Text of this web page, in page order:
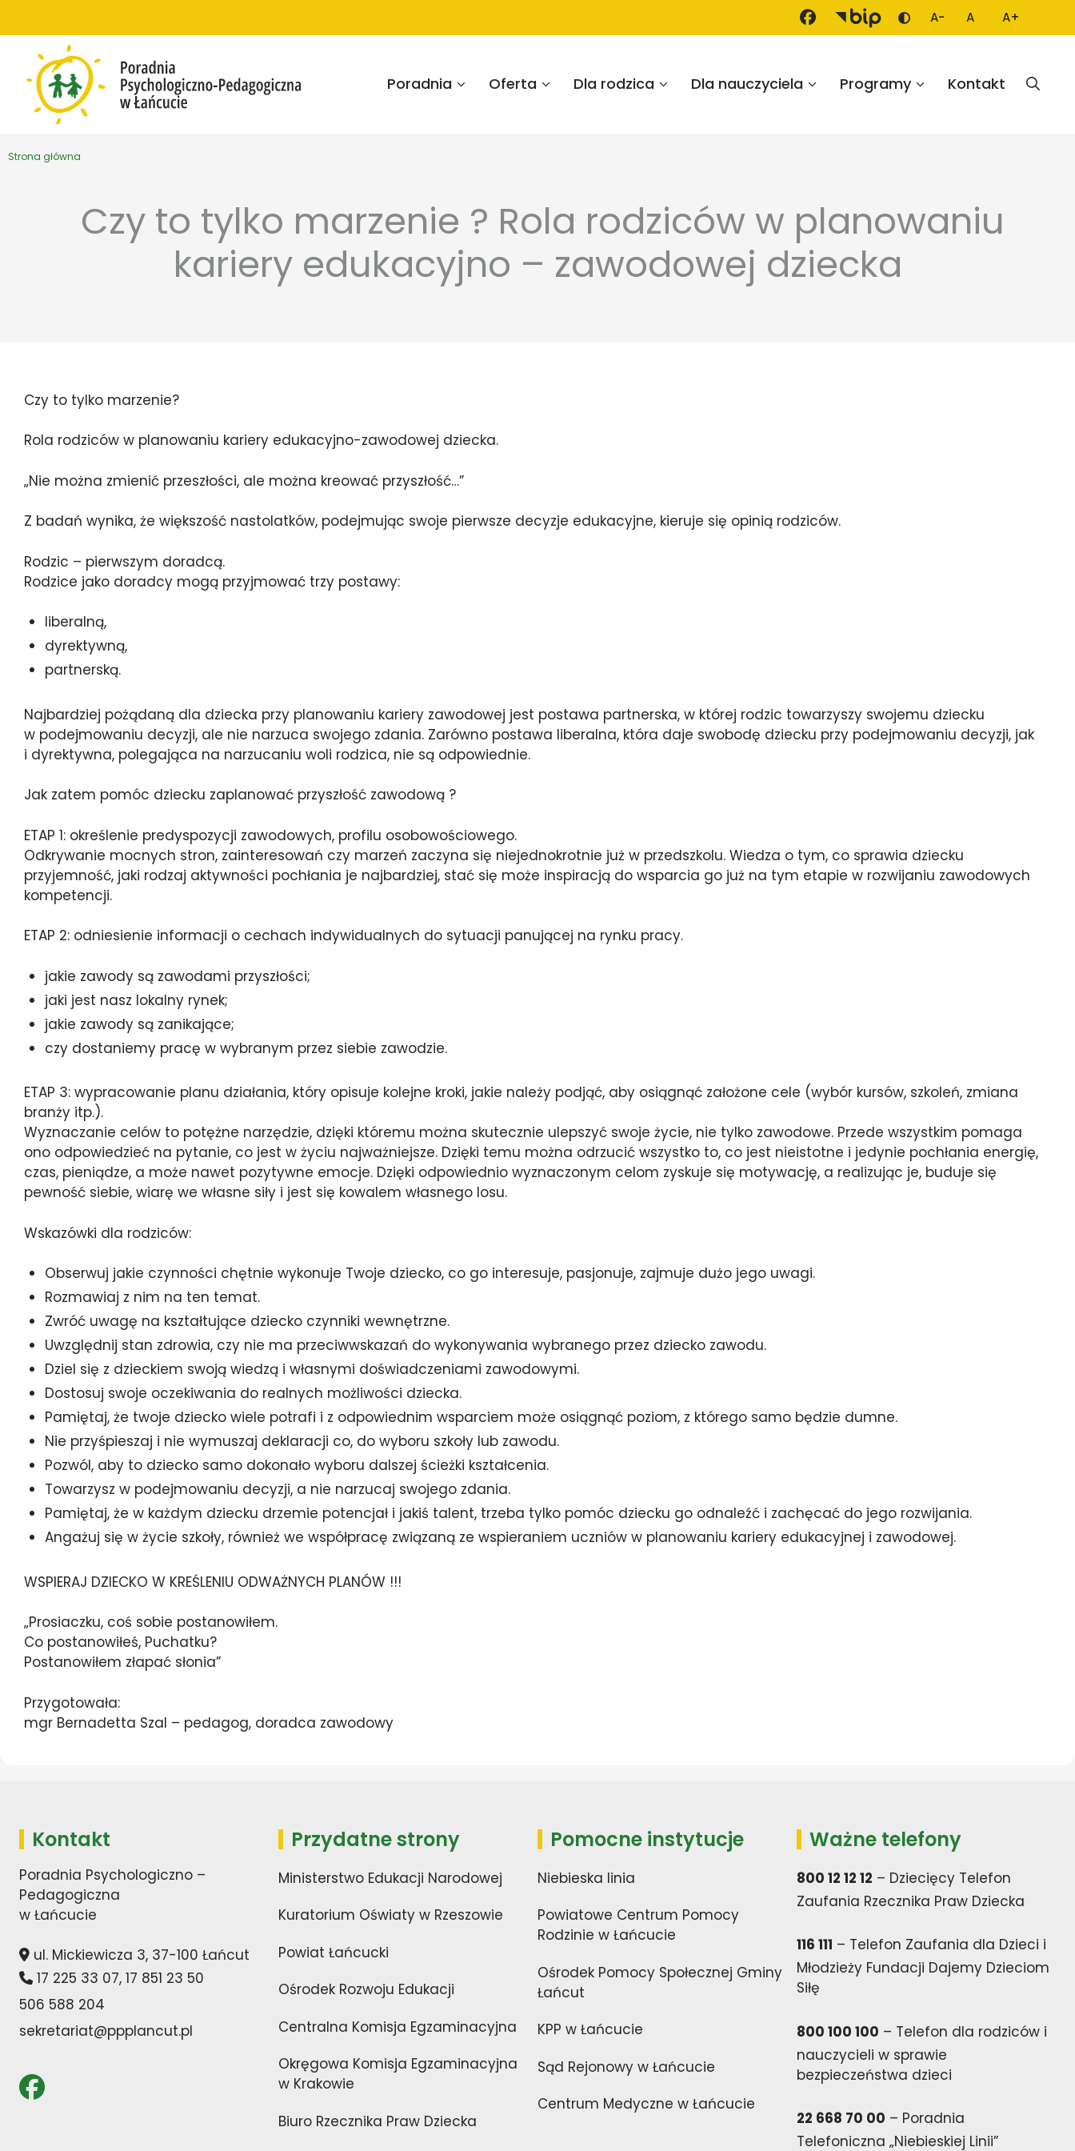
Zmień kontrast
A-
Mniejsza czcionka
A
Domyślna
A+
Większa
Poradnia Oferta Dla rodzica Dla nauczyciela Programy Kontakt
Strona główna
Czy to tylko marzenie ? Rola rodziców w planowaniu
kariery edukacyjno – zawodowej dziecka
Czy to tylko marzenie?
Rola rodziców w planowaniu kariery edukacyjno-zawodowej dziecka.
„Nie można zmienić przeszłości, ale można kreować przyszłość…”
Z badań wynika, że większość nastolatków, podejmując swoje pierwsze decyzje edukacyjne, kieruje się opinią rodziców.
Rodzic – pierwszym doradcą.
Rodzice jako doradcy mogą przyjmować trzy postawy:
liberalną,
dyrektywną,
partnerską.
Najbardziej pożądaną dla dziecka przy planowaniu kariery zawodowej jest postawa partnerska, w której rodzic towarzyszy swojemu dziecku
w podejmowaniu decyzji, ale nie narzuca swojego zdania. Zarówno postawa liberalna, która daje swobodę dziecku przy podejmowaniu decyzji, jak
i dyrektywna, polegająca na narzucaniu woli rodzica, nie są odpowiednie.
Jak zatem pomóc dziecku zaplanować przyszłość zawodową ?
ETAP 1: określenie predyspozycji zawodowych, profilu osobowościowego.
Odkrywanie mocnych stron, zainteresowań czy marzeń zaczyna się niejednokrotnie już w przedszkolu. Wiedza o tym, co sprawia dziecku
przyjemność, jaki rodzaj aktywności pochłania je najbardziej, stać się może inspiracją do wsparcia go już na tym etapie w rozwijaniu zawodowych
kompetencji.
ETAP 2: odniesienie informacji o cechach indywidualnych do sytuacji panującej na rynku pracy.
jakie zawody są zawodami przyszłości;
jaki jest nasz lokalny rynek;
jakie zawody są zanikające;
czy dostaniemy pracę w wybranym przez siebie zawodzie.
ETAP 3: wypracowanie planu działania, który opisuje kolejne kroki, jakie należy podjąć, aby osiągnąć założone cele (wybór kursów, szkoleń, zmiana
branży itp.).
Wyznaczanie celów to potężne narzędzie, dzięki któremu można skutecznie ulepszyć swoje życie, nie tylko zawodowe. Przede wszystkim pomaga
ono odpowiedzieć na pytanie, co jest w życiu najważniejsze. Dzięki temu można odrzucić wszystko to, co jest nieistotne i jedynie pochłania energię,
czas, pieniądze, a może nawet pozytywne emocje. Dzięki odpowiednio wyznaczonym celom zyskuje się motywację, a realizując je, buduje się
pewność siebie, wiarę we własne siły i jest się kowalem własnego losu.
Wskazówki dla rodziców:
Obserwuj jakie czynności chętnie wykonuje Twoje dziecko, co go interesuje, pasjonuje, zajmuje dużo jego uwagi.
Rozmawiaj z nim na ten temat.
Zwróć uwagę na kształtujące dziecko czynniki wewnętrzne.
Uwzględnij stan zdrowia, czy nie ma przeciwwskazań do wykonywania wybranego przez dziecko zawodu.
Dziel się z dzieckiem swoją wiedzą i własnymi doświadczeniami zawodowymi.
Dostosuj swoje oczekiwania do realnych możliwości dziecka.
Pamiętaj, że twoje dziecko wiele potrafi i z odpowiednim wsparciem może osiągnąć poziom, z którego samo będzie dumne.
Nie przyśpieszaj i nie wymuszaj deklaracji co, do wyboru szkoły lub zawodu.
Pozwól, aby to dziecko samo dokonało wyboru dalszej ścieżki kształcenia.
Towarzysz w podejmowaniu decyzji, a nie narzucaj swojego zdania.
Pamiętaj, że w każdym dziecku drzemie potencjał i jakiś talent, trzeba tylko pomóc dziecku go odnaleźć i zachęcać do jego rozwijania.
Angażuj się w życie szkoły, również we współpracę związaną ze wspieraniem uczniów w planowaniu kariery edukacyjnej i zawodowej.
WSPIERAJ DZIECKO W KREŚLENIU ODWAŻNYCH PLANÓW !!!
„Prosiaczku, coś sobie postanowiłem.
Co postanowiłeś, Puchatku?
Postanowiłem złapać słonia”
Przygotowała:
mgr Bernadetta Szal – pedagog, doradca zawodowy
Kontakt
Poradnia Psychologiczno –
Pedagogiczna
w Łańcucie
ul. Mickiewicza 3, 37-100 Łańcut
17 225 33 07, 17 851 23 50
506 588 204
sekretariat@ppplancut.pl
Przydatne strony
Ministerstwo Edukacji Narodowej
Kuratorium Oświaty w Rzeszowie
Powiat Łańcucki
Ośrodek Rozwoju Edukacji
Centralna Komisja Egzaminacyjna
Okręgowa Komisja Egzaminacyjna
w Krakowie
Biuro Rzecznika Praw Dziecka
Pomocne instytucje
Niebieska linia
Powiatowe Centrum Pomocy
Rodzinie w Łańcucie
Ośrodek Pomocy Społecznej Gminy
Łańcut
KPP w Łańcucie
Sąd Rejonowy w Łańcucie
Centrum Medyczne w Łańcucie
Ważne telefony
800 12 12 12 – Dziecięcy Telefon
Zaufania Rzecznika Praw Dziecka
116 111 – Telefon Zaufania dla Dzieci i
Młodzieży Fundacji Dajemy Dzieciom
Siłę
800 100 100 – Telefon dla rodziców i
nauczycieli w sprawie
bezpieczeństwa dzieci
22 668 70 00 – Poradnia
Telefoniczna „Niebieskiej Linii”